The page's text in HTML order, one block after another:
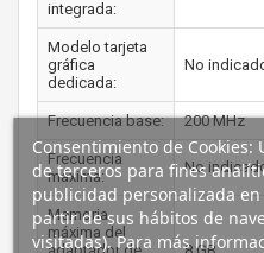
integrada:
Modelo tarjeta
gráfica
dedicada:
No
Frecuencia base: 200 MHz
Frecuencia
máxima:
No
Memoria
máxima del
Consentimiento de Cookies:
de terceros para fines
publicidad personalizada
partir de sus hábitos de
visitadas). Para más